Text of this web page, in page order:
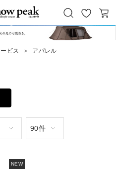
Peak
お
気
カ
ビス ＞ アパレル
NEW